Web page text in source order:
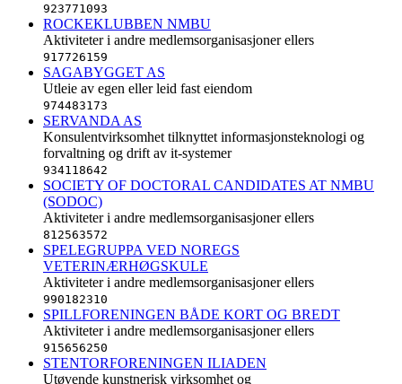
923771093
ROCKEKLUBBEN NMBU
Aktiviteter i andre medlemsorganisasjoner ellers
917726159
SAGABYGGET AS
Utleie av egen eller leid fast eiendom
974483173
SERVANDA AS
Konsulentvirksomhet tilknyttet informasjonsteknologi og
forvaltning og drift av it-systemer
934118642
SOCIETY OF DOCTORAL CANDIDATES AT NMBU
(SODOC)
Aktiviteter i andre medlemsorganisasjoner ellers
812563572
SPELEGRUPPA VED NOREGS
VETERINÆRHØGSKULE
Aktiviteter i andre medlemsorganisasjoner ellers
990182310
SPILLFORENINGEN BÅDE KORT OG BREDT
Aktiviteter i andre medlemsorganisasjoner ellers
915656250
STENTORFORENINGEN ILIADEN
Utøvende kunstnerisk virksomhet og